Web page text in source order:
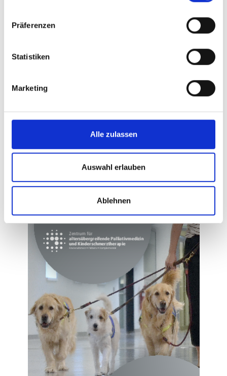
Präferenzen
Statistiken
Marketing
Alle zulassen
Auswahl erlauben
Ablehnen
Infoflyer
Kunsttherapie (PDF)